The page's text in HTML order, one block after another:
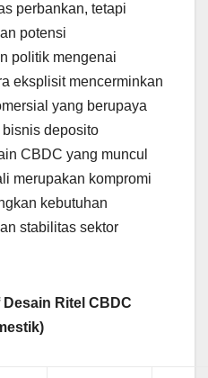
perbankan, tetapi
potensi
politik mengenai
eksplisit mencerminkan
yang berupaya
deposito
CBDC yang muncul
merupakan kompromi
kebutuhan
stabilitas sektor
Ritel CBDC